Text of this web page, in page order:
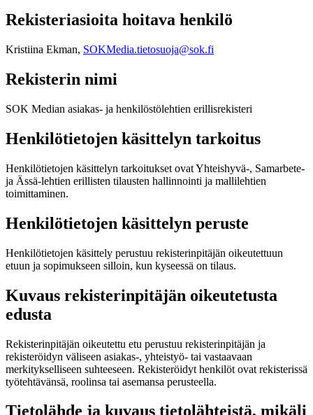
Rekisteriasioita hoitava henkilö
Kristiina Ekman, SOKMedia.tietosuoja@sok.fi
Rekisterin nimi
SOK Median asiakas- ja henkilöstölehtien erillisrekisteri
Henkilötietojen käsittelyn tarkoitus
Henkilötietojen käsittelyn tarkoitukset ovat Yhteishyvä-, Samarbete-
ja Ässä-lehtien erillisten tilausten hallinnointi ja mallilehtien
toimittaminen.
Henkilötietojen käsittelyn peruste
Henkilötietojen käsittely perustuu rekisterinpitäjän oikeutettuun
etuun ja sopimukseen silloin, kun kyseessä on tilaus.
Kuvaus rekisterinpitäjän oikeutetusta
edusta
Rekisterinpitäjän oikeutettu etu perustuu rekisterinpitäjän ja
rekisteröidyn väliseen asiakas-, yhteistyö- tai vastaavaan
merkitykselliseen suhteeseen. Rekisteröidyt henkilöt ovat rekisterissä
työtehtävänsä, roolinsa tai asemansa perusteella.
Tietolähde ja kuvaus tietolähteistä, mikäli